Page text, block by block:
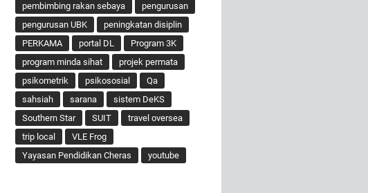
pembimbing rakan sebaya
pengurusan
pengurusan UBK
peningkatan disiplin
PERKAMA
portal DL
Program 3K
program minda sihat
projek permata
psikometrik
psikososial
Qa
sahsiah
sarana
sistem DeKS
Southern Star
SUIT
travel oversea
trip local
VLE Frog
Yayasan Pendidikan Cheras
youtube